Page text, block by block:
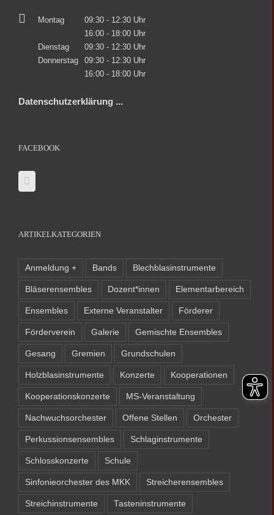
Montag
09:30 - 12:30 Uhr
16:00 - 18:00 Uhr
Dienstag
09:30 - 12:30 Uhr
Donnerstag
09:30 - 12:30 Uhr
16:00 - 18:00 Uhr
Datenschutzerklärung ...
FACEBOOK
ARTIKELKATEGORIEN
Anmeldung + Bands Blechblasinstrumente
Bläserensembles Dozent*innen Elementarbereich
Ensembles Externe Veranstalter Förderer
Förderverein Galerie Gemischte Ensembles
Gesang Gremien Grundschulen
Holzblasinstrumente Konzerte Kooperationen
Kooperationskonzerte MS-Veranstaltung
Nachwuchsorchester Offene Stellen Orchester
Perkussionsensembles Schlaginstrumente
Schlosskonzerte Schule
Sinfonieorchester des MKK Streicherensembles
Streichinstrumente Tasteninstrumente